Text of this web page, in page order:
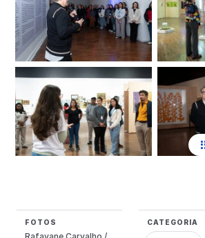
FOTOS CATEGORIA